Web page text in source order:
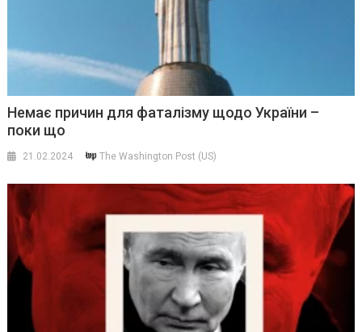
Немає причин для фаталізму щодо України –
поки що
21.02.2024 The Washington Post (US)